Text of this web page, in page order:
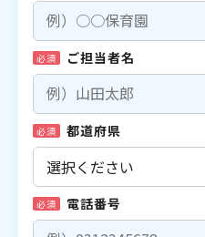
必須 ご担当者名
必須 都道府県
必須 電話番号